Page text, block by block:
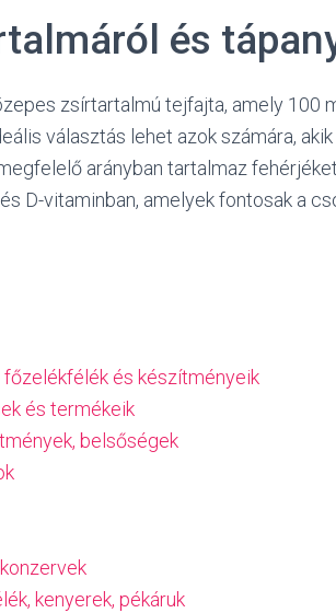
és
zsírtartalmú tejfajta, amely 100
választás lehet azok számára,
arányban tartalmaz
D-vitaminban, amelyek fontosak a
főzelékfélék és készítményeik
és termékeik
belsőségek
kenyerek, pékáruk